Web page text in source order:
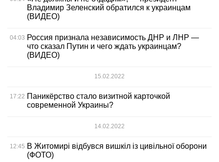
Владимир Зеленский обратился к украинцам
(ВИДЕО)
04:03 Россия признала независимость ДНР и ЛНР —
что сказал Путин и чего ждать украинцам?
(ВИДЕО)
15.02.2022
17:22 Паникёрство стало визитной карточкой
современной Украины?
14.02.2022
12:45 В Житомирі відбувся вишкіл із цивільної оборони
(ФОТО)